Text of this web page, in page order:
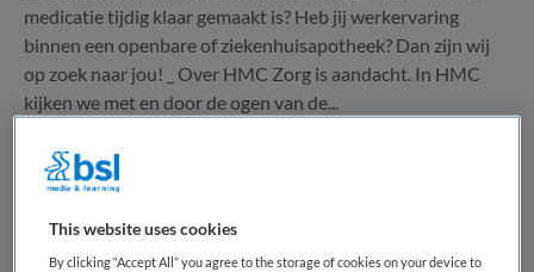
medicatie tijdig klaar gemaakt is? Heb jij werkervaring
binnen een openbare of ziekenhuisapotheek? Dan zijn wij
op zoek naar jou! _ Over HMC Zorg is aandacht. In HMC
kijken we met en door de ogen van de...
Bekijk vacature
This website uses cookies
By clicking “Accept All” you agree to the storage of cookies on your device to